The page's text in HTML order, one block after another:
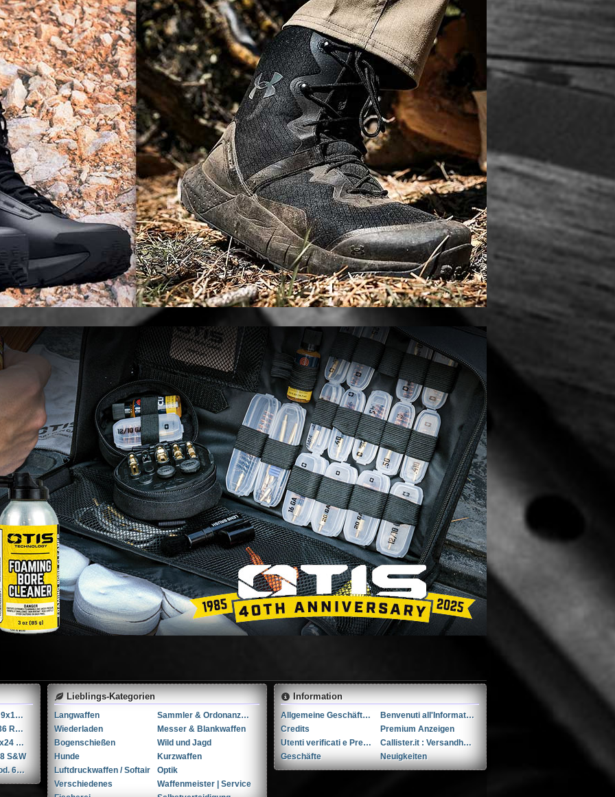
Springfield SA-35 9x19mm Parabellum/Luger/NATO
Smith & Wesson 36 RB .38 Spl.
Trijicon VCOG 1-6x24 LED-Zielfernrohr mit Absehen für .223 Remington / 77 gr.
S&W
Taurus | Forjas mod. 66 6'' .357 Magnum / 9x31mmR /.353 Casull
Lieblings-Kategorien
Langwaffen
Sammler & Ordonanzwaffen
Wiederladen
Messer & Blankwaffen
Bogenschießen
Wild und Jagd
Hunde
Kurzwaffen
Luftdruckwaffen / Softair
Optik
Verschiedenes
Waffenmeister | Service
Information
Allgemeine Geschäftsbedingungen (AGB)s
Benvenuti all'Informativa sulla Privacy
Credits
Premium Anzeigen
Utenti verificati e Premium
Callister.it : Versandhandel seit 2002
Geschäfte
Neuigkeiten